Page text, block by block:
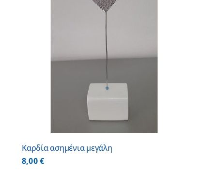
Καρδία ασημένια μεγάλη
8,00€